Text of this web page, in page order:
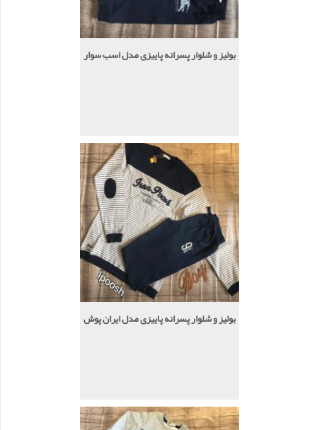
بولیز و شلوار پسرانه پاییزی مدل اسب سوار
بولیز و شلوار پسرانه پاییزی مدل ایران پوش